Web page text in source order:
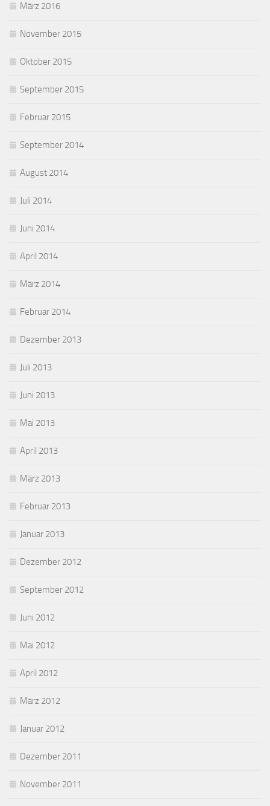
März 2016
November 2015
Oktober 2015
September 2015
Februar 2015
September 2014
August 2014
Juli 2014
Juni 2014
April 2014
März 2014
Februar 2014
Dezember 2013
Juli 2013
Juni 2013
Mai 2013
April 2013
März 2013
Februar 2013
Januar 2013
Dezember 2012
September 2012
Juni 2012
Mai 2012
April 2012
März 2012
Januar 2012
Dezember 2011
November 2011